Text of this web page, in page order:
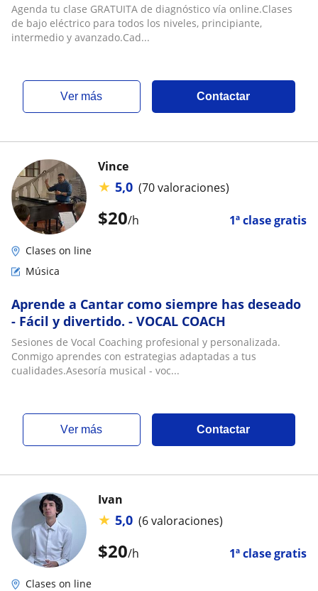
Agenda tu clase GRATUITA de diagnóstico vía online.Clases
de bajo eléctrico para todos los niveles, principiante,
intermedio y avanzado.Cad...
ver más Contactar
$20/h 1ª clase gratis
Vince
★ 5,0 (70 valoraciones)
Clases on line
Música
Aprende a Cantar como siempre has deseado
- Fácil y divertido. - VOCAL COACH
Sesiones de Vocal Coaching profesional y personalizada.
Conmigo aprendes con estrategias adaptadas a tus
cualidades.Asesoría musical - voc...
ver más Contactar
$20/h 1ª clase gratis
Ivan
★ 5,0 (6 valoraciones)
Clases on line